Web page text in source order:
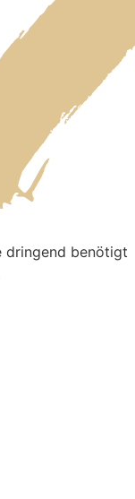
dringend benötigt